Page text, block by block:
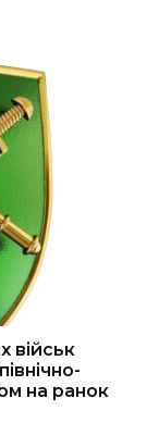
військ
на ранок